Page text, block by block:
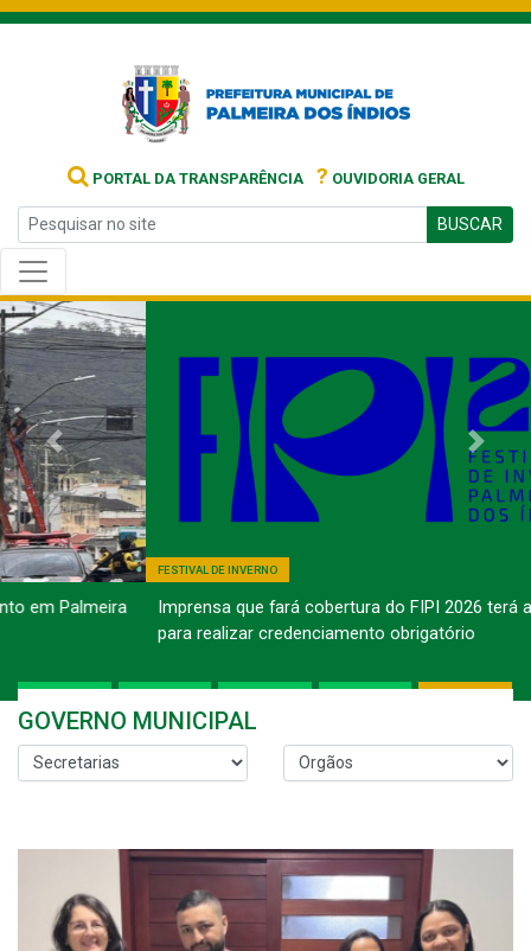
PORTAL DA TRANSPARÊNCIA ? OUVIDORIA GERAL
BUSCAR
FESTIVAL DE INVERNO
Imprensa que fará cobertura do FIPI 2026 terá até o dia 10
para realizar credenciamento obrigatório
Previous Next
GOVERNO MUNICIPAL